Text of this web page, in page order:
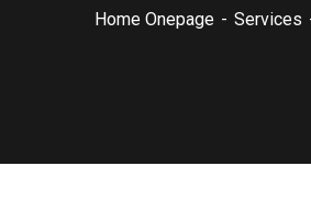
Home Onepage Services